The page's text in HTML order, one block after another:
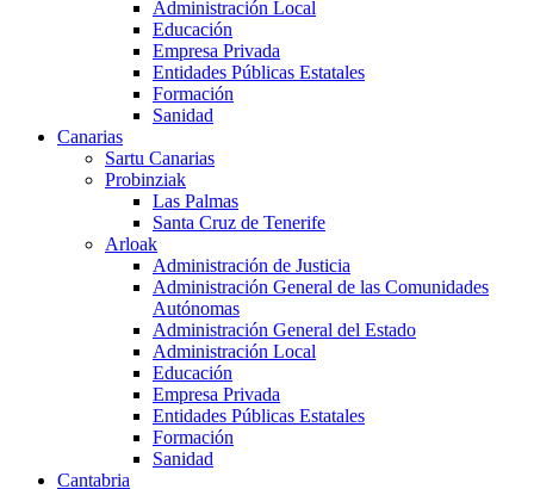
Administración Local
Educación
Empresa Privada
Entidades Públicas Estatales
Formación
Sanidad
Canarias
Sartu Canarias
Probinziak
Las Palmas
Santa Cruz de Tenerife
Arloak
Administración de Justicia
Administración General de las Comunidades
Autónomas
Administración General del Estado
Administración Local
Educación
Empresa Privada
Entidades Públicas Estatales
Formación
Sanidad
Cantabria